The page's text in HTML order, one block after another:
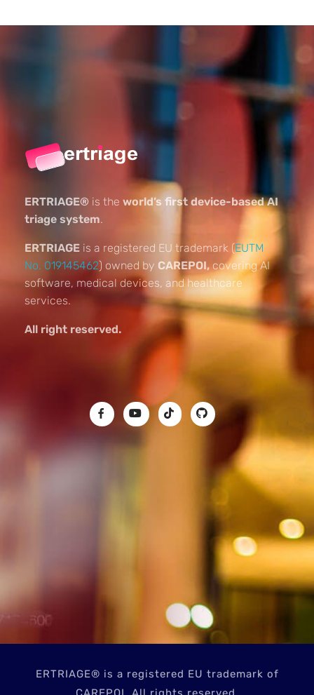
ERTRIAGE® is the world’s first device-based AI
triage system.
ERTRIAGE is a registered EU trademark (EUTM
No. 019145462) owned by CAREPOI,covering AI
software, medical devices, and healthcare
services.
All right reserved.
ERTRIAGE® is a registered EU trademark of